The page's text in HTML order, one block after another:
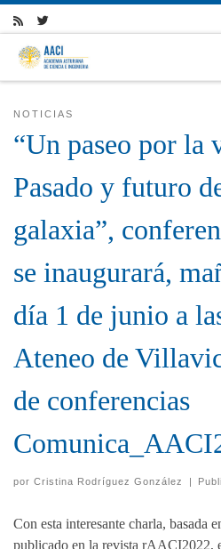
Skip to content
NOTICIAS
“Un paseo por la
Pasado y futuro
galaxia”,
se inaugurará,
día 1 de junio a
Ateneo de
de conferencias
por Cristina Rodríguez González |
Con esta interesante charla, basada
publicado en la revista rAACI2022,